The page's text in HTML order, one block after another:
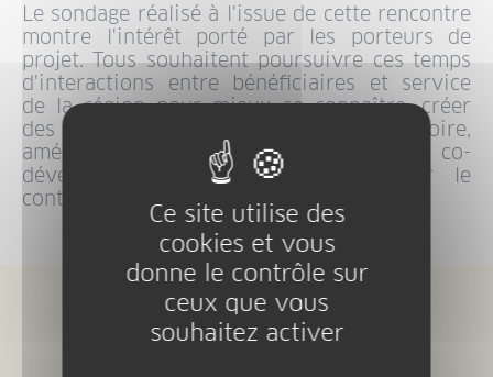
Le sondage réalisé à l'issue de cette rencontre
montre l'intérêt porté par les porteurs de
projet. Tous souhaitent poursuivre ces temps
d'interactions entre bénéficiaires et service
de la région pour mieux se connaître, créer
des synergies entre projets sur le territoire,
améliorer les pratiques via du co-
développement entre pairs et garder le
contact avec les services de la région.
Ce site utilise des
cookies et vous
donne le contrôle sur
ceux que vous
souhaitez activer